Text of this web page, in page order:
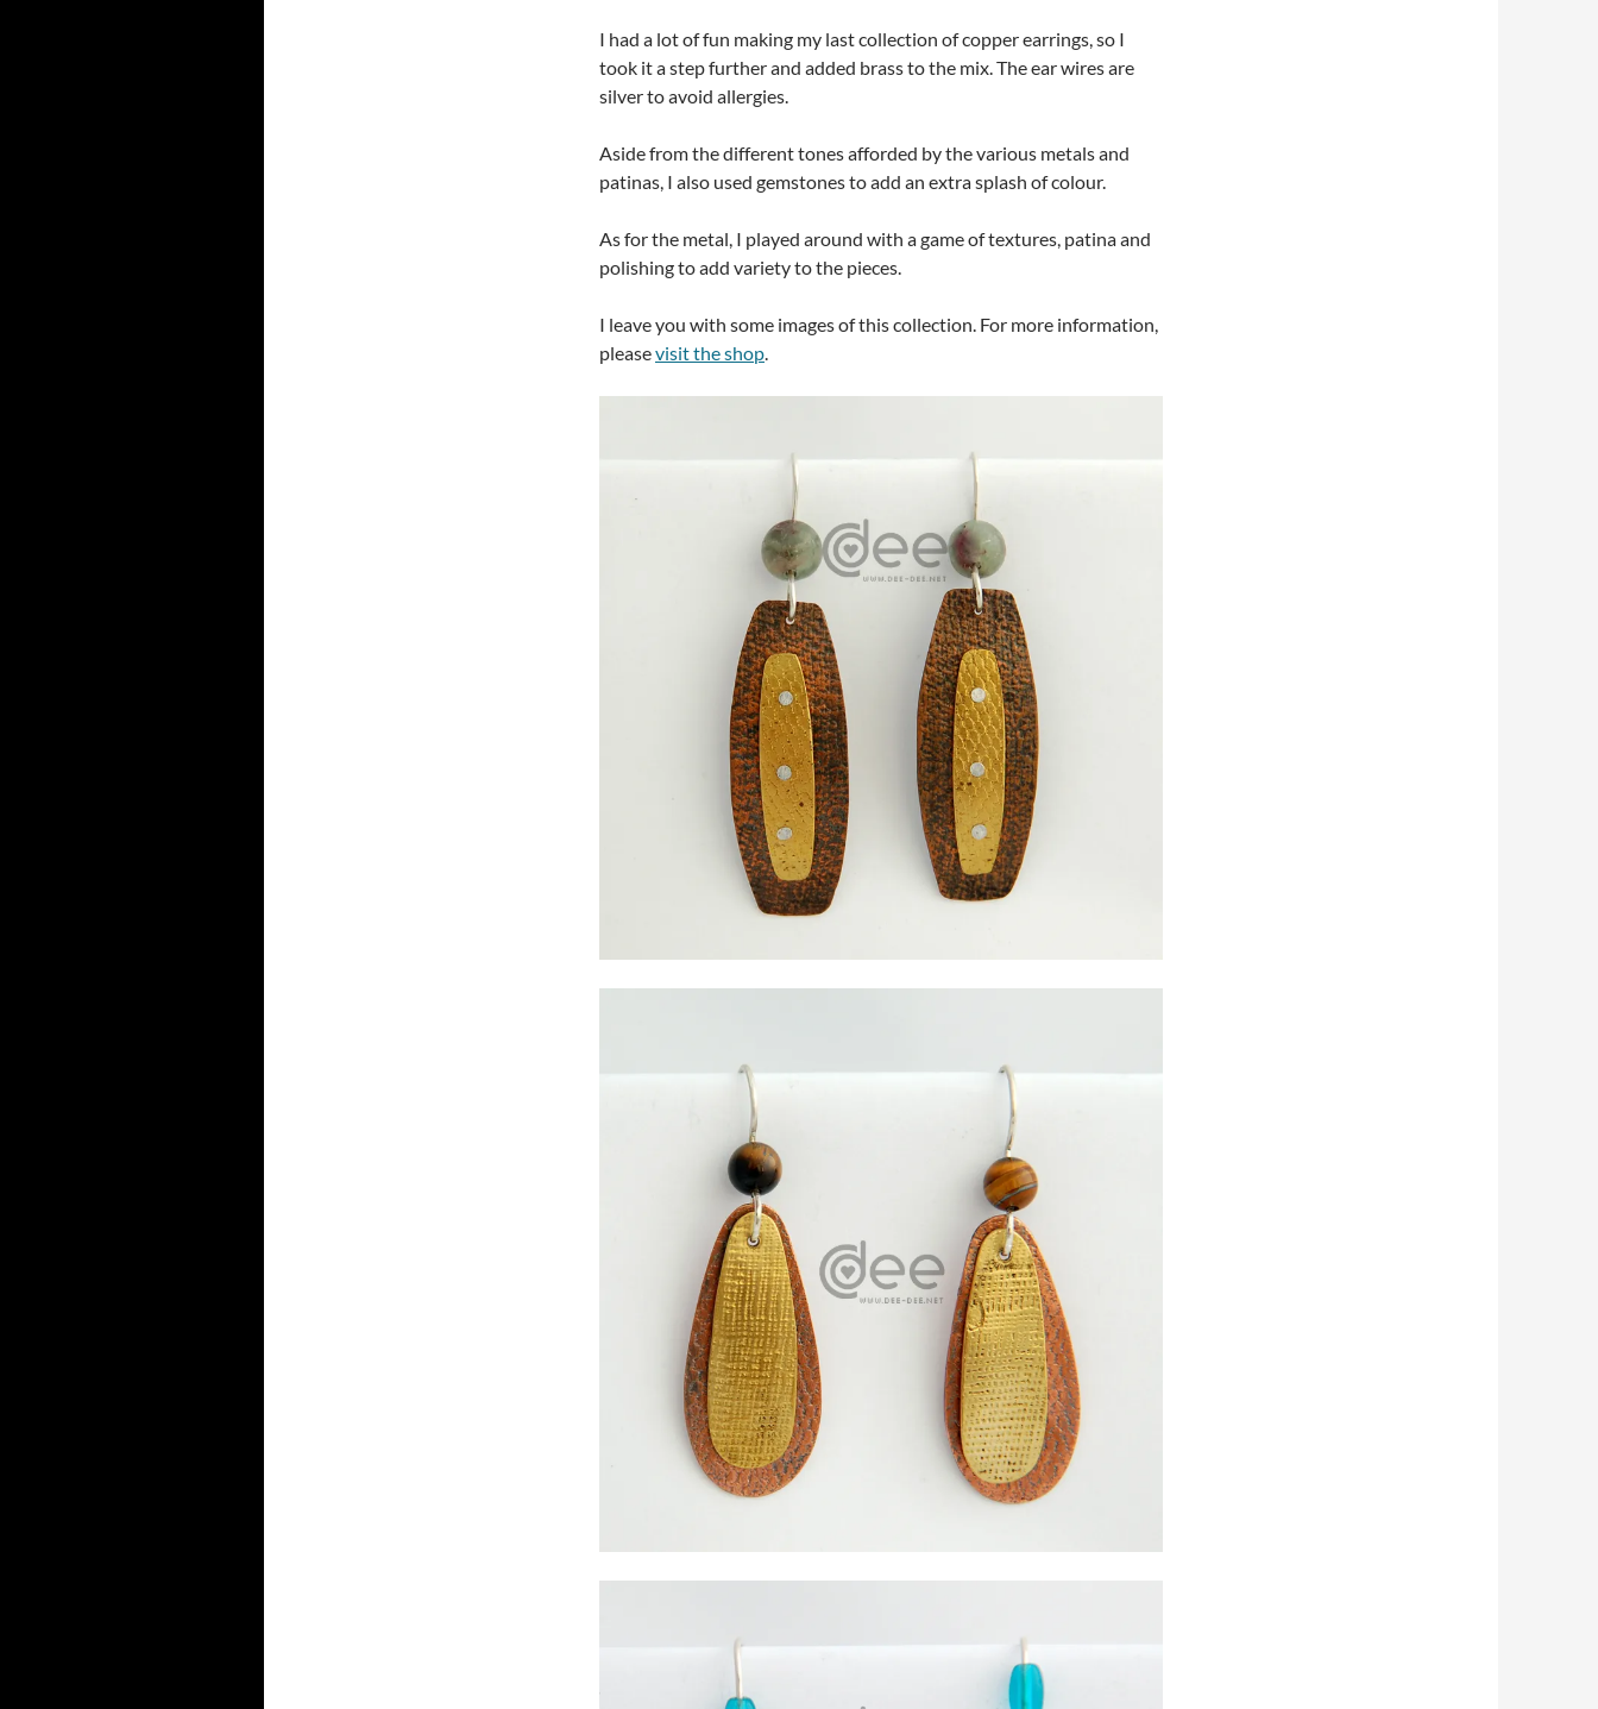
I had a lot of fun making my last collection of copper earrings, so I
took it a step further and added brass to the mix. The ear wires are
silver to avoid allergies.
Aside from the different tones afforded by the various metals and
patinas, I also used gemstones to add an extra splash of colour.
As for the metal, I played around with a game of textures, patina and
polishing to add variety to the pieces.
I leave you with some images of this collection. For more information,
pleasevisit the shop.